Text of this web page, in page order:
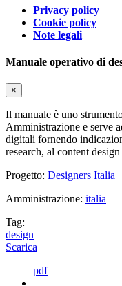
Privacy policy
Cookie policy
Note legali
Manuale operativo di
×
Il manuale è uno
Amministrazione e serve
digitali fornendo
research, al content
Progetto: Designers Italia
Amministrazione: italia
Tag:
design
Scarica
pdf